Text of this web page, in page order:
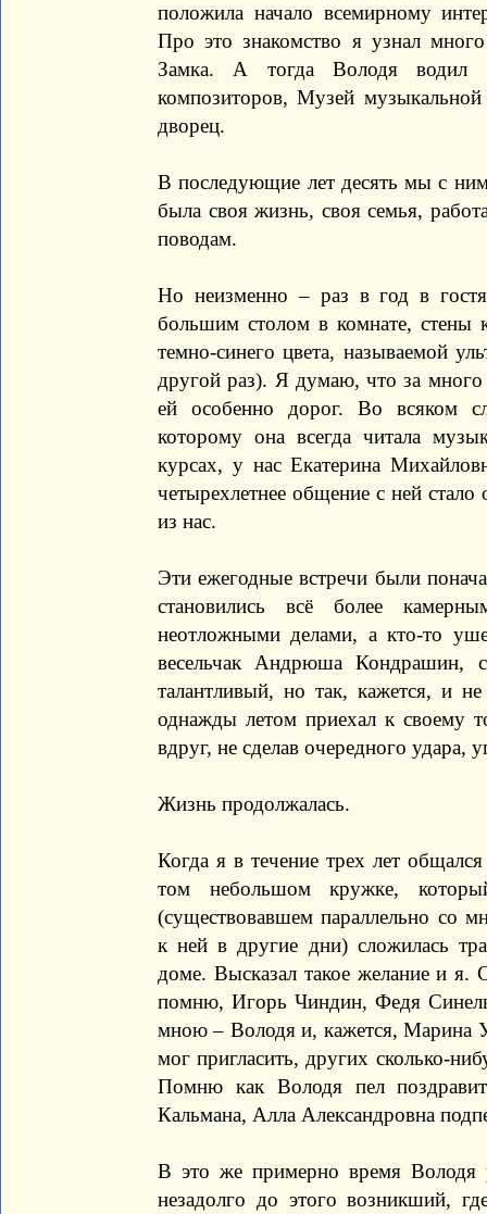
положила начало всемирному
Про это знакомство я узнал
Замка. А тогда Володя водил
композиторов, Музей
дворец.
В последующие лет десять мы с
была своя жизнь, своя семья,
поводам.
Но неизменно – раз в год в
большим столом в комнате, стены
темно-синего цвета, называемой
другой раз). Я думаю, что за
ей особенно дорог. Во всяком
которому она всегда читала
курсах, у нас Екатерина
четырехлетнее общение с ней
из нас.
Эти ежегодные встречи были
становились всё более
неотложными делами, а кто-то
весельчак Андрюша Кондрашин,
талантливый, но так, кажется, и
однажды летом приехал к своему
вдруг, не сделав очередного удара,
Жизнь продолжалась.
Когда я в течение трех лет
том небольшом кружке,
(существовавшем параллельно со
к ней в другие дни) сложилась
доме. Высказал такое желание и я.
помню, Игорь Чиндин, Федя
мною – Володя и, кажется, Марина
мог пригласить, других сколько-
Помню как Володя пел
Кальмана, Алла Александровна
В это же примерно время Володя
незадолго до этого возникший,